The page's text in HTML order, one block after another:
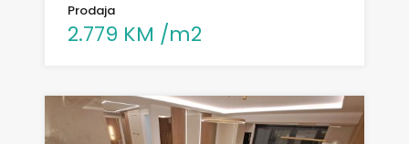
Prodaja
2.779 KM /m2